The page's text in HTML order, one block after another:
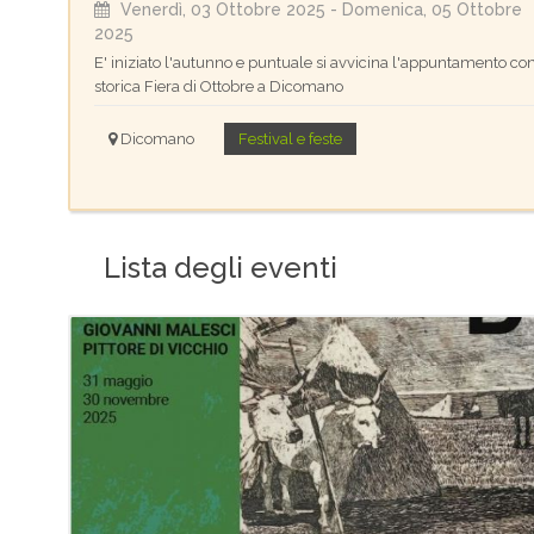
Venerdì, 03 Ottobre 2025 - Domenica, 05 Ottobre
2025
E' iniziato l'autunno e puntuale si avvicina l'appuntamento
storica Fiera di Ottobre a Dicomano
Dicomano Festival e feste
Lista degli eventi